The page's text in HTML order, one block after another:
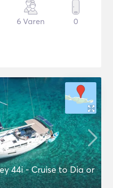
6 Varen 0
44i - Cruise to Dia or